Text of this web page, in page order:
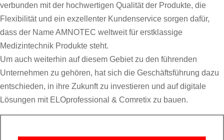
verbunden mit der hochwertigen Qualität der Produkte, die
Flexibilität und ein exzellenter Kundenservice sorgen dafür,
dass der Name AMNOTEC weltweit für erstklassige
Medizintechnik Produkte steht.
Um auch weiterhin auf diesem Gebiet zu den führenden
Unternehmen zu gehören, hat sich die Geschäftsführung dazu
entschieden, in ihre Zukunft zu investieren und auf digitale
Lösungen mit ELOprofessional & Comretix zu bauen.